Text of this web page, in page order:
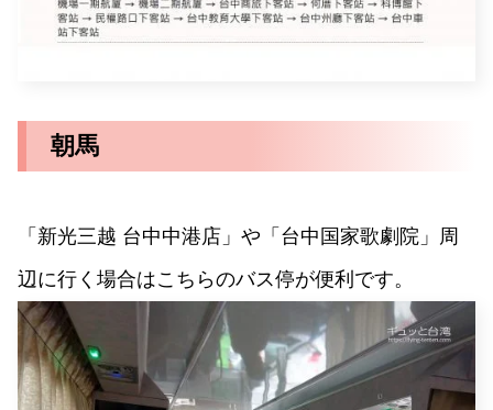
朝馬
「新光三越 台中中港店」や「台中国家歌劇院」周
辺に行く場合はこちらのバス停が便利です。